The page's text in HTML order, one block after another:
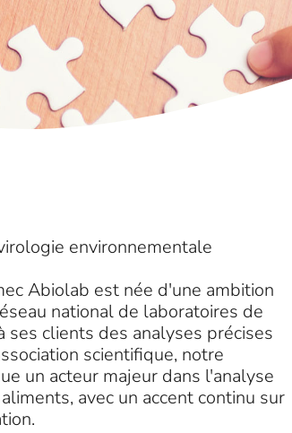
environnementale
Abiolab est née d'une ambition
national de laboratoires de
ses clients des analyses précises
scientifique, notre
un acteur majeur dans l'analyse
avec un accent continu sur